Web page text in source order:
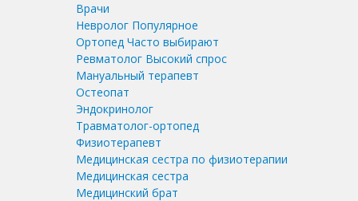
Врачи
Невролог Популярное
Ортопед Часто выбирают
Ревматолог Высокий спрос
Мануальный терапевт
Остеопат
Эндокринолог
Травматолог-ортопед
Физиотерапевт
Медицинская сестра по физиотерапии
Медицинская сестра
Медицинский брат